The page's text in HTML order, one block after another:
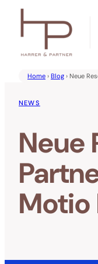
Inhalt
springen
Home › Blog › Neue
NEWS
Neue
Motio